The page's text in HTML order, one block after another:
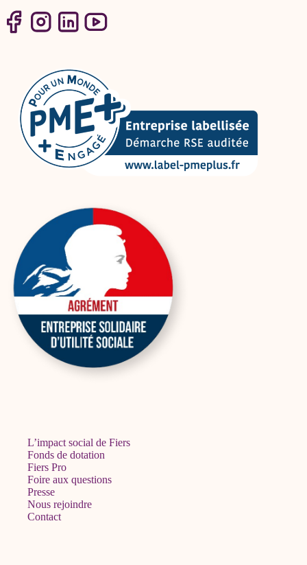
L’impact social de Fiers
Fonds de dotation
Fiers Pro
Foire aux questions
Presse
Nous rejoindre
Contact